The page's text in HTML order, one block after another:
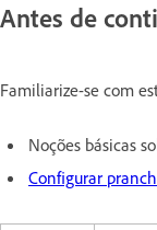
Antes de
Familiarize-se com
Noções básicas
Configurar